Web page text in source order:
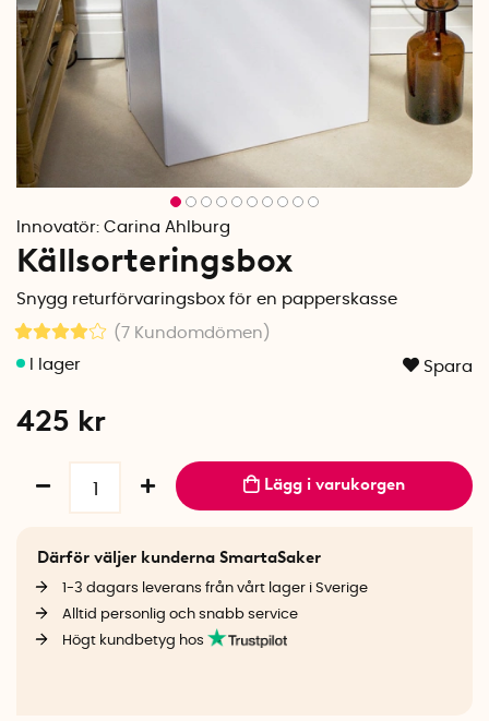
Innovatör: Carina Ahlburg
Källsorteringsbox
Snygg returförvaringsbox för en papperskasse
(7 Kundomdömen )
Spara
425 kr
Lägg i varukorgen
Därför väljer kunderna SmartaSaker
1-3 dagars leverans från vårt lager i Sverige
Alltid personlig och snabb service
Högt kundbetyg hos